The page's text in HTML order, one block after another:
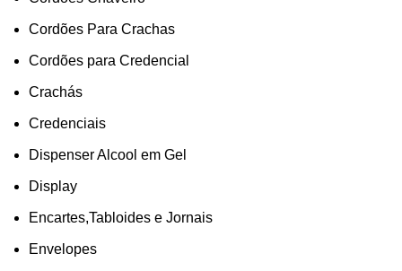
Cordões Para Crachas
Cordões para Credencial
Crachás
Credenciais
Dispenser Alcool em Gel
Display
Encartes,Tabloides e Jornais
Envelopes